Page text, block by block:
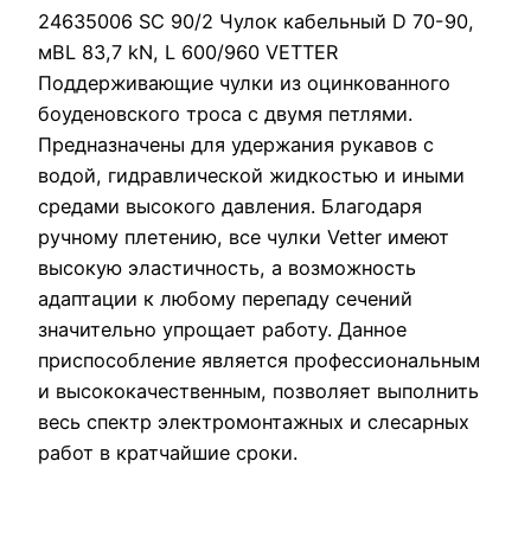
24635006 SC 90/2 Чулок кабельный D 70-90,
мBL 83,7 kN, L 600/960 VETTER
Поддерживающие чулки из оцинкованного
боуденовского троса с двумя петлями.
Предназначены для удержания рукавов с
водой, гидравлической жидкостью и иными
средами высокого давления. Благодаря
ручному плетению, все чулки Vetter имеют
высокую эластичность, а возможность
адаптации к любому перепаду сечений
значительно упрощает работу. Данное
приспособление является профессиональным
и высококачественным, позволяет выполнить
весь спектр электромонтажных и слесарных
работ в кратчайшие сроки.